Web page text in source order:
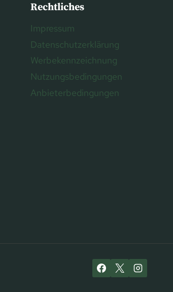
Rechtliches
Impressum
Datenschutzerklärung
Werbekennzeichnung
Nutzungsbedingungen
Anbieterbedingungen